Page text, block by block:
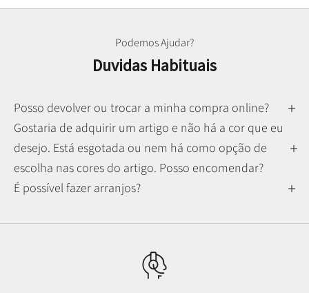
Podemos Ajudar?
Duvidas Habituais
Posso devolver ou trocar a minha compra online?
Gostaria de adquirir um artigo e não há a cor que eu
desejo. Está esgotada ou nem há como opção de
escolha nas cores do artigo. Posso encomendar?
É possível fazer arranjos?